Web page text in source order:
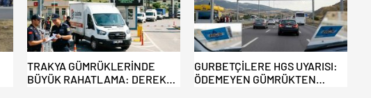
TRAKYA GÜMRÜKLERİNDE
BÜYÜK RAHATLAMA: DEREKÖY
GURBETÇİLERE HGS UYARISI:
ÖDEMEYEN GÜMRÜKTEN